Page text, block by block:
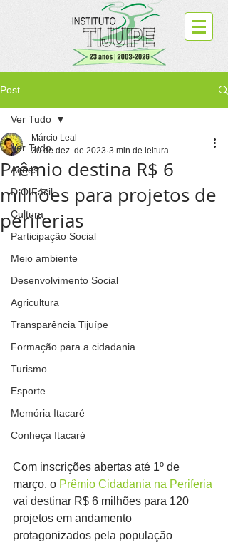
Post
Ver Tudo
Ações
D.O.Fácil
Cultura
Participação Social
Meio ambiente
Desenvolvimento Social
Agricultura
Transparência Tijuípe
Formação para a cidadania
Turismo
Esporte
Memória Itacaré
Conheça Itacaré
Ver Tudo
Prêmio destina R$ 6
milhões para projetos de
periferias
Márcio Leal
30 de dez. de 2023 3 min de leitura
Com inscrições abertas até 1º de
março, o Prêmio Cidadania na Periferia
vai destinar R$ 6 milhões para 120
projetos em andamento
protagonizados pela população